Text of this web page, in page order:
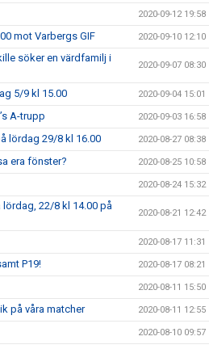
2020-09-12 19:58
mot Varbergs GIF 2020-09-10 12:10
söker en värdfamilj i
2020-09-07 08:30
5/9 kl 15.00 2020-09-04 15:01
A-trupp 2020-09-03 16:58
lördag 29/8 kl 16.00 2020-08-27 08:38
era fönster? 2020-08-25 10:58
2020-08-24 15:32
22/8 kl 14.00 på
2020-08-21 12:42
2020-08-17 11:31
P19! 2020-08-17 08:21
2020-08-11 15:50
på våra matcher 2020-08-11 12:55
2020-08-10 09:57